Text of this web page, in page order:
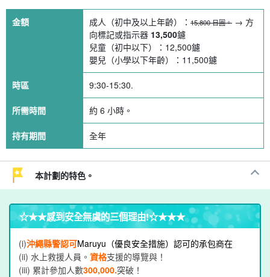
金額 成人（初中及以上年齡）： 15,800 日圓。 → 方
向標記或指示器 13,500鑢
兒童（初中以下）： 12,500鑢
嬰兒（小學以下年齡）： 11,500鑢
時區 9:30-15:30.
所需時間 約 6 小時。
持有期間 全年
本計劃的特色。
☆★★感到安全無虞的三個理由!☆★★★
(i)沖繩縣警認可Maruyu（優良安全措施）認可的承包商在
(ii) 水上救援人員。 資格支援的導覽與！
(iii) 累計參加人數300,000.突破！